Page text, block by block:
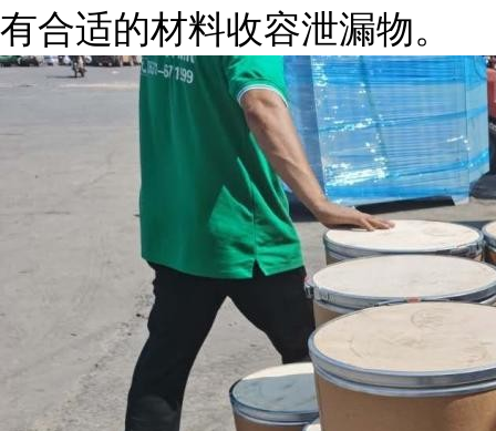
有合适的材料收容泄漏物。